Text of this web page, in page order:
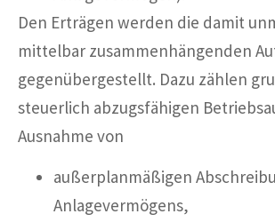
Den Erträgen werden die damit
mittelbar zusammenhängenden
gegenübergestellt. Dazu zählen
steuerlich abzugsfähigen
Ausnahme von
außerplanmäßigen
Anlagevermögens,